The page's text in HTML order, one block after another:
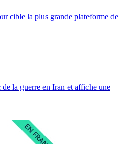
cible la plus grande plateforme de
la guerre en Iran et affiche une